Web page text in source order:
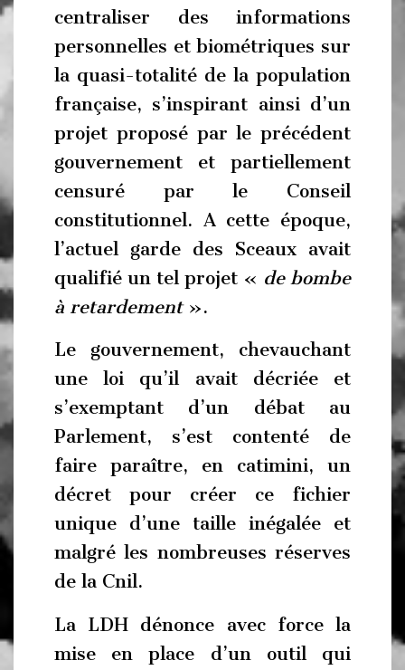
centraliser des informations
personnelles et biométriques sur
la quasi-totalité de la population
française, s’inspirant ainsi d’un
projet proposé par le précédent
gouvernement et partiellement
censuré par le Conseil
constitutionnel. A cette époque,
l’actuel garde des Sceaux avait
qualifié un tel projet « de bombe
à retardement».
Le gouvernement, chevauchant
une loi qu’il avait décriée et
s’exemptant d’un débat au
Parlement, s’est contenté de
faire paraître, en catimini, un
décret pour créer ce fichier
unique d’une taille inégalée et
malgré les nombreuses réserves
de la Cnil.
La LDH dénonce avec force la
mise en place d’un outil qui